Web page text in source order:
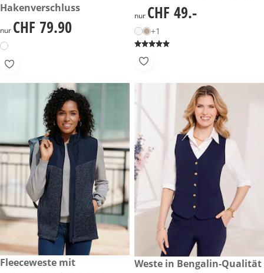
Hakenverschluss
CHF 79.90
nur CHF 79.90
CHF 49.-
nur CHF 49.-
+1
CHF 69.-
Fleeceweste mit
reduzierter Preis CHF 35.-,
-40%
Weste in Bengalin-Qualität